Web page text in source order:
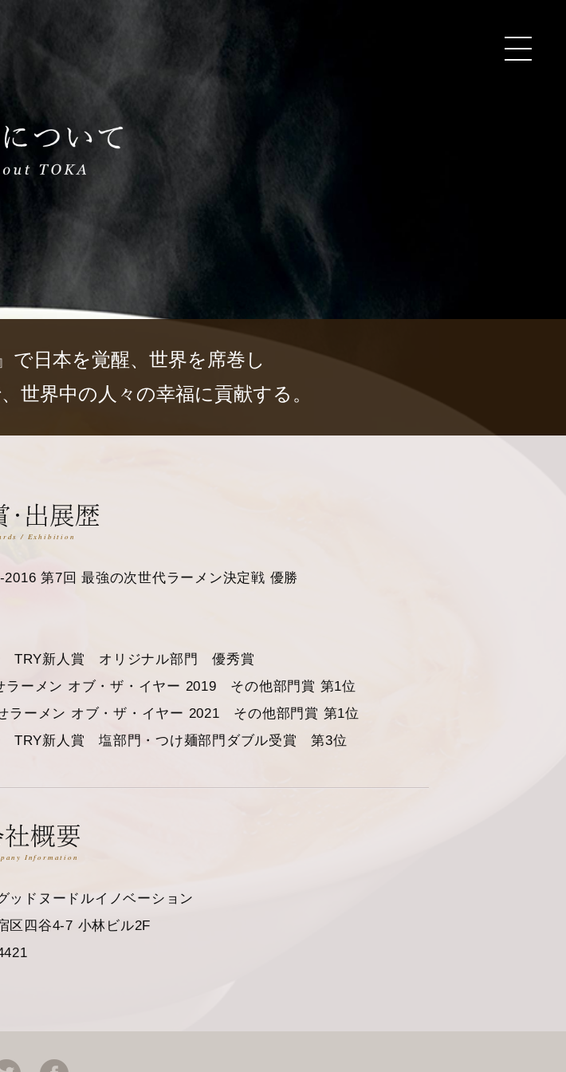
で日本を覚醒、世界を席巻し
世界中の人々の幸福に貢献する。
/ Exhibition
第7回 最強の次世代ラーメン決定戦 優勝
TRY新人賞 オリジナル部門 優秀賞
ラーメン オブ・ザ・イヤー 2019 その他部門賞 第1位
ラーメン オブ・ザ・イヤー 2021 その他部門賞 第1位
TRY新人賞 塩部門・つけ麺部門ダブル受賞 第3位
Information
ッドヌードルイノベーション
区四谷4-7 小林ビル2F